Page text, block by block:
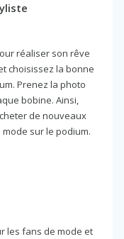
réaliser son rêve
choisissez la bonne
Prenez la photo
bobine. Ainsi,
de nouveaux
sur le podium.
les fans de mode et